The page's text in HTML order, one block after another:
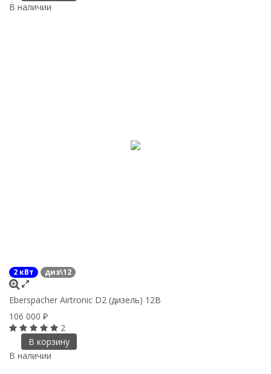
В наличии
2 кВт диз\12
Eberspacher Airtronic D2 (дизель) 12B
106 000 ₽
2
В корзину
В наличии